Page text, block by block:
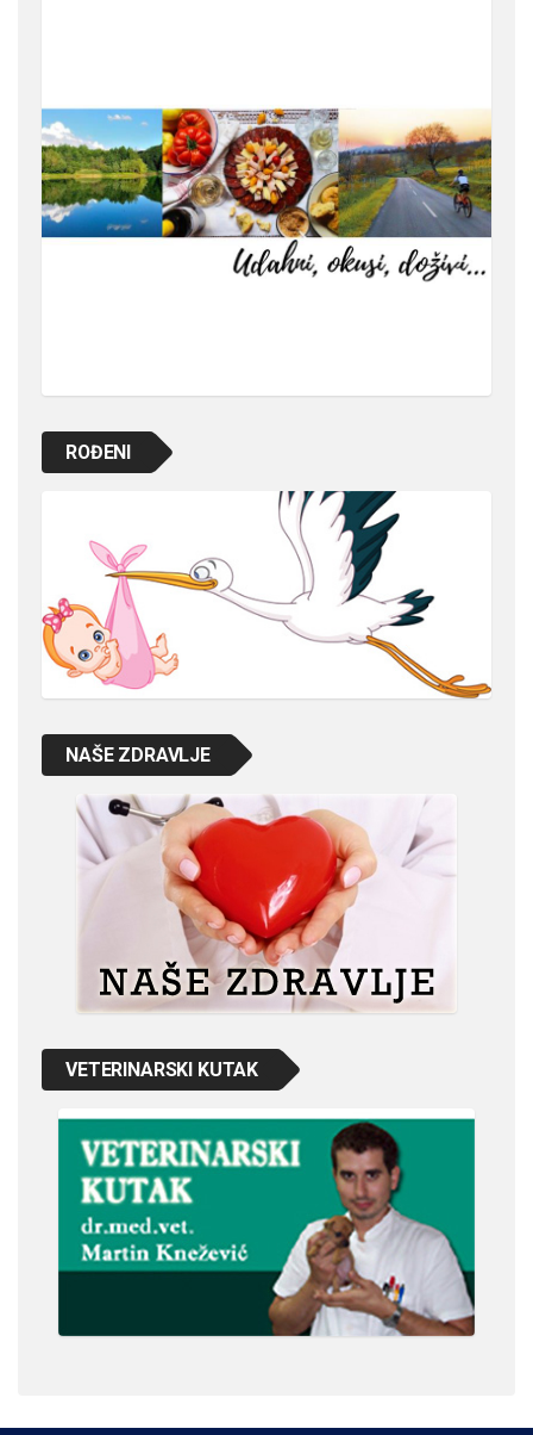
ROĐENI
NAŠE ZDRAVLJE
VETERINARSKI KUTAK